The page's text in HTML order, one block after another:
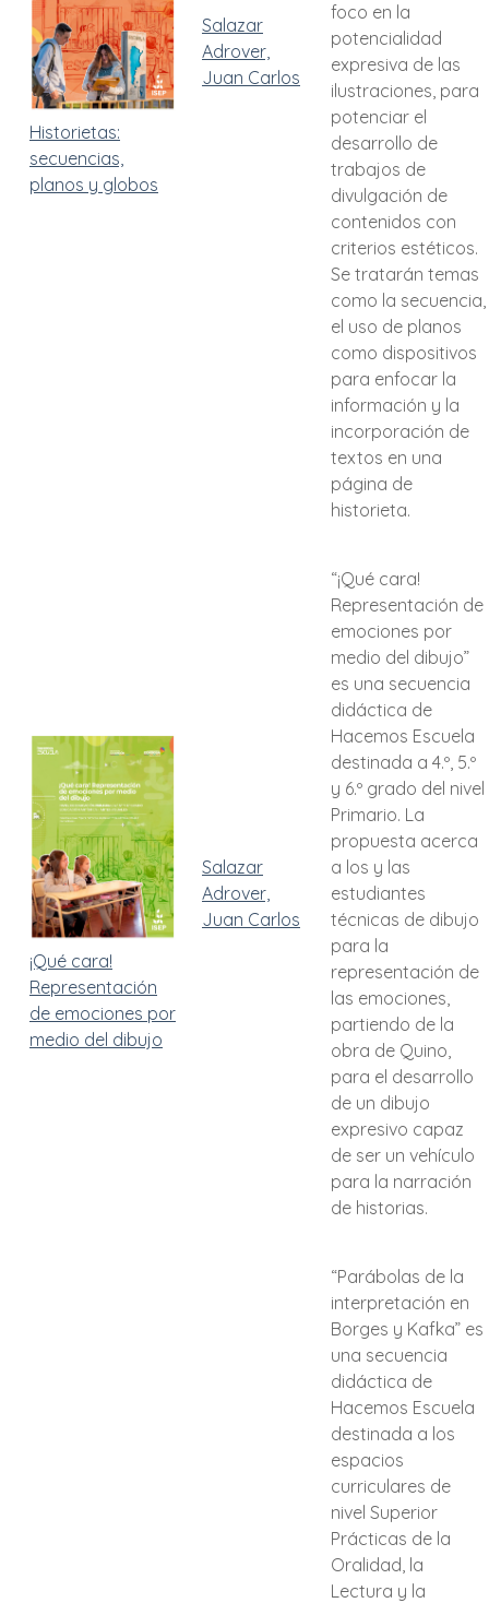
Historietas:
secuencias,
planos y globos
Salazar
Adrover,
Juan Carlos
foco en la
potencialidad
expresiva de las
ilustraciones, para
potenciar el
desarrollo de
trabajos de
divulgación de
contenidos con
criterios estéticos.
Se tratarán temas
como la secuencia,
el uso de planos
como dispositivos
para enfocar la
información y la
incorporación de
textos en una
página de
historieta.
¡Qué cara!
Representación
de emociones por
medio del dibujo
Salazar
Adrover,
Juan Carlos
“¡Qué cara!
Representación de
emociones por
medio del dibujo”
es una secuencia
didáctica de
Hacemos Escuela
destinada a 4.º, 5.º
y 6.º grado del nivel
Primario. La
propuesta acerca
a los y las
estudiantes
técnicas de dibujo
para la
representación de
las emociones,
partiendo de la
obra de Quino,
para el desarrollo
de un dibujo
expresivo capaz
de ser un vehículo
para la narración
de historias.
“Parábolas de la
interpretación en
Borges y Kafka” es
una secuencia
didáctica de
Hacemos Escuela
destinada a los
espacios
curriculares de
nivel Superior
Prácticas de la
Oralidad, la
Lectura y la